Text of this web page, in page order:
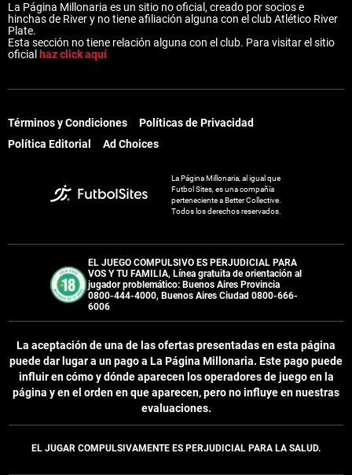
La Página Millonaria es un sitio no oficial, creado por socios e
hinchas de River y no tiene afiliación alguna con el club Atlético River
Plate.
Esta sección no tiene relación alguna con el club. Para visitar el sitio
oficial haz click aquí
Términos y Condiciones
Políticas de Privacidad
Política Editorial
Ad Choices
La Página Millonaria, al igual que
Futbol Sites, es una compañía
perteneciente a Better Collective.
Todos los derechos reservados.
EL JUEGO COMPULSIVO ES PERJUDICIAL PARA
VOS Y TU FAMILIA, Línea gratuita de orientación al
jugador problemático: Buenos Aires Provincia
0800-444-4000, Buenos Aires Ciudad 0800-666-
6006
La aceptación de una de las ofertas presentadas en esta página
puede dar lugar a un pago a La Página Millonaria. Este pago puede
influir en cómo y dónde aparecen los operadores de juego en la
página y en el orden en que aparecen, pero no influye en nuestras
evaluaciones.
EL JUGAR COMPULSIVAMENTE ES PERJUDICIAL PARA LA SALUD.